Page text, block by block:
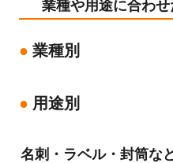
業種や用途に合わ
業種別
用途別
名刺・ラベル・封筒な